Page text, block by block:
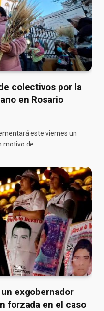
colectivos por la
en Rosario
este viernes un
de…
exgobernador
forzada en el caso